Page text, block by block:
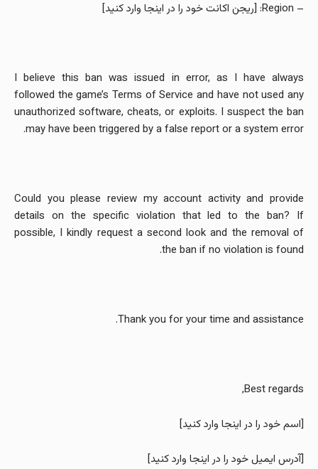
– Region: [ریجن اکانت خود را در اینجا وارد کنید]
I believe this ban was issued in error, as I have always
followed the game’s Terms of Service and have not used any
unauthorized software, cheats, or exploits. I suspect the ban
may have been triggered by a false report or a system error.
Could you please review my account activity and provide
details on the specific violation that led to the ban? If
possible, I kindly request a second look and the removal of
the ban if no violation is found.
Thank you for your time and assistance.
Best regards,
[اسم خود را در اینجا وارد کنید]
[آدرس ایمیل خود را در اینجا وارد کنید]